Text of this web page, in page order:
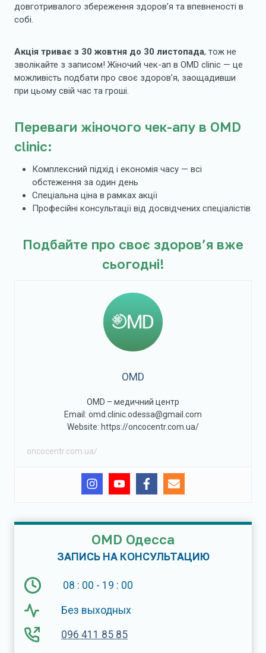
довготривалого збереження здоров’я та впевненості в
собі.
Акція триває з 30 жовтня до 30 листопада, тож не
зволікайте з записом! Жіночий чек-ап в OMD clinic — це
можливість подбати про своє здоров’я, заощадивши
при цьому свій час та гроші.
Переваги жіночого чек-апу в OMD
clinic:
Комплексний підхід і економія часу — всі
обстеження за один день
Спеціальна ціна в рамках акції
Професійні консультації від досвідчених спеціалістів
Подбайте про своє здоров’я вже
сьогодні!
OMD
OMD – медичний центр
Email: omd.clinic.odessa@gmail.com
Website: https://oncocentr.com.ua/
oncocentr.com.ua/
OMD Одесса
ЗАПИСЬ НА КОНСУЛЬТАЦИЮ
08 : 00 - 19 : 00
Без выходных
096 411 85 85